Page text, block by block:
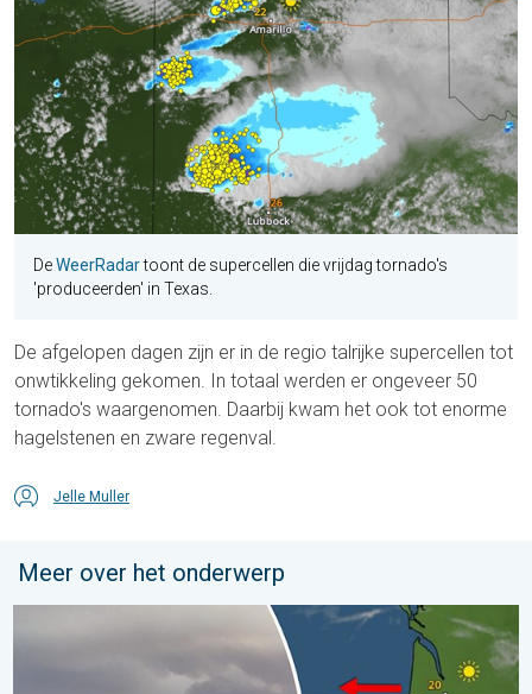
DeWeerRadartoont de supercellen die vrijdag tornado's
'produceerden' in Texas.
De afgelopen dagen zijn er in de regio talrijke supercellen tot
onwtikkeling gekomen. In totaal werden er ongeveer 50
tornado's waargenomen. Daarbij kwam het ook tot enorme
hagelstenen en zware regenval.
Jelle Muller
Meer over het onderwerp
Bosbranden lopen uit de hand. Spanje en Frankrijk. . . vrijdag